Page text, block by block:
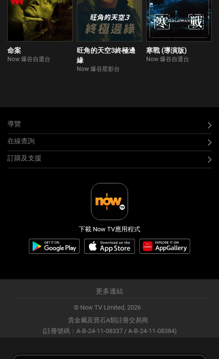
命案
Now 爆谷自選台
旺角的天空3終極邊
緣
Now 爆谷星影台
寒戰 (導演版)
Now 爆谷自選台
導覽
在線查詢
訂購及支援
下載 Now TV應用程式
更多連結
© Now TV Limited, 2026
貴金屬及寶石A類註冊交易商
(註冊號碼：A-B-24-11-08337 / A-B-24-11-08384)